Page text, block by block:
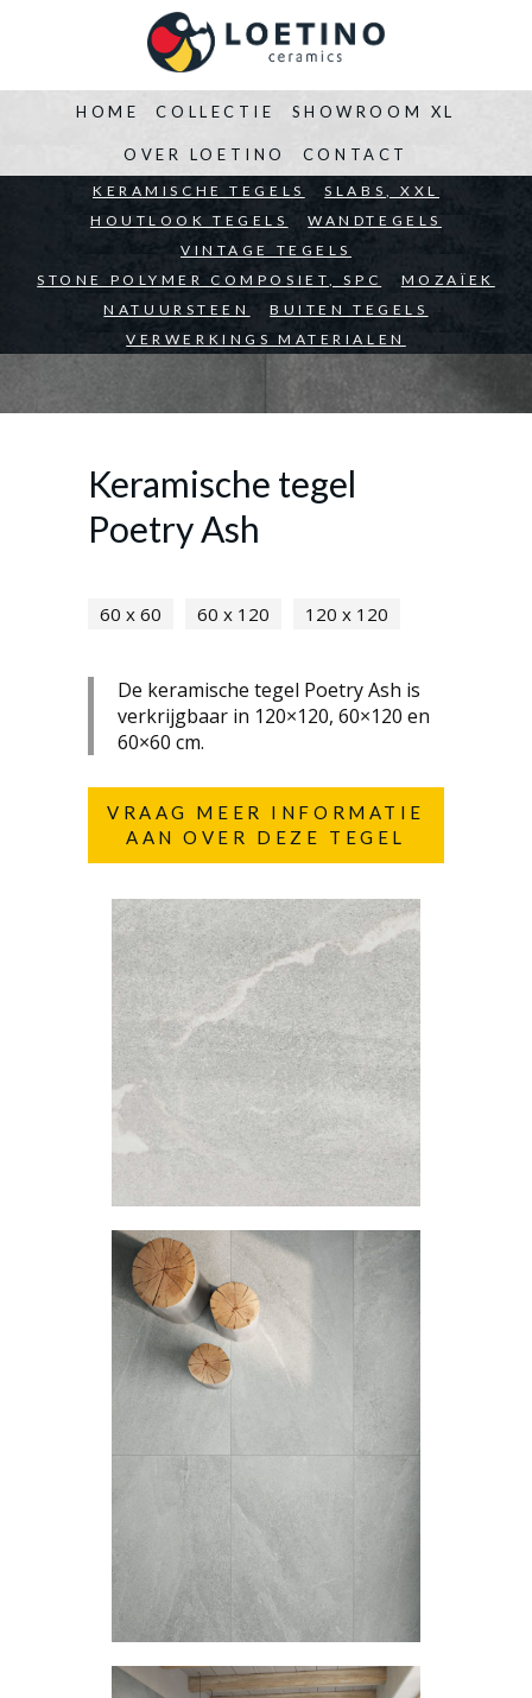
HOME
BEDRIJVEN ARCHITECTEN PARTICULIEREN
COLLECTIE
KERAMISCHE TEGELS
SLABS, XXL
HOUTLOOK TEGELS
WANDTEGELS
VINTAGE TEGELS
STONE POLYMER COMPOSIET, SPC
MOZAÏEK
NATUURSTEEN
BUITEN TEGELS
VERWERKINGS MATERIALEN
SHOWROOM XL
OVER LOETINO CONTACT
Keramische tegel
Poetry Ash
60 x 60 60 x 120 120 x 120
De keramische tegel Poetry Ash is
verkrijgbaar in 120×120, 60×120 en
60×60 cm.
VRAAG MEER INFORMATIE
AAN OVER DEZE TEGEL